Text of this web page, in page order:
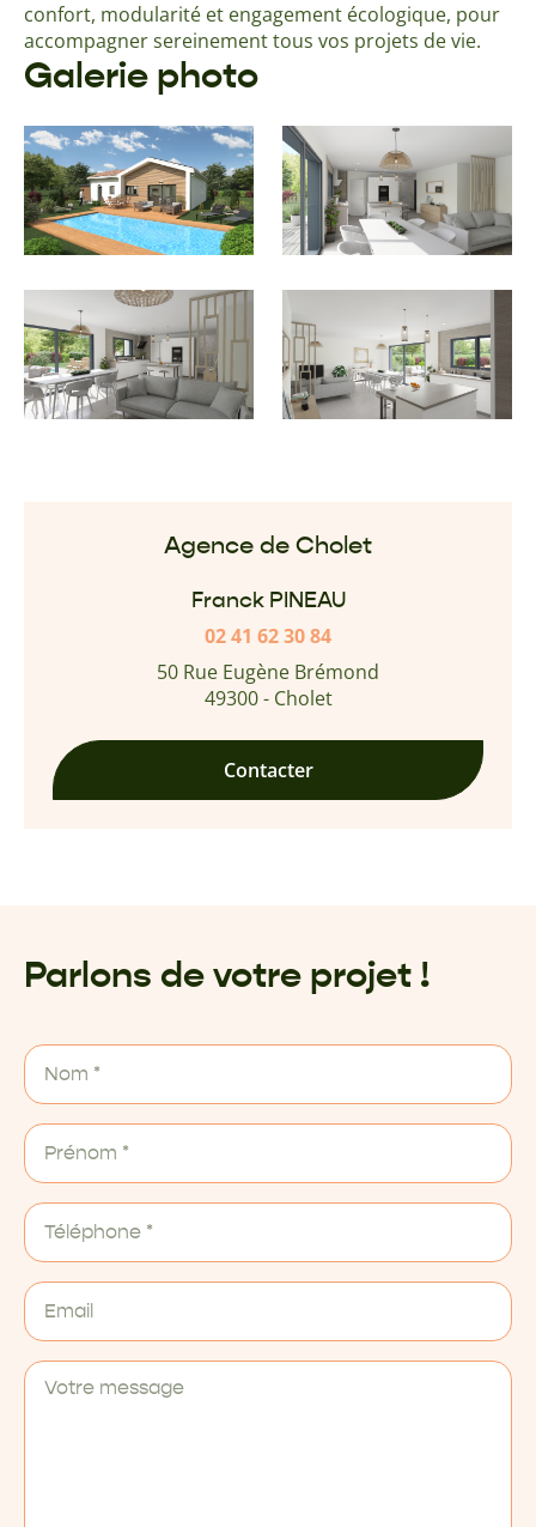
confort, modularité et engagement écologique, pour
accompagner sereinement tous vos projets de vie.
Galerie photo
Agence de Cholet
Franck PINEAU
02 41 62 30 84
50 Rue Eugène Brémond
49300 - Cholet
Contacter
Parlons de votre projet !